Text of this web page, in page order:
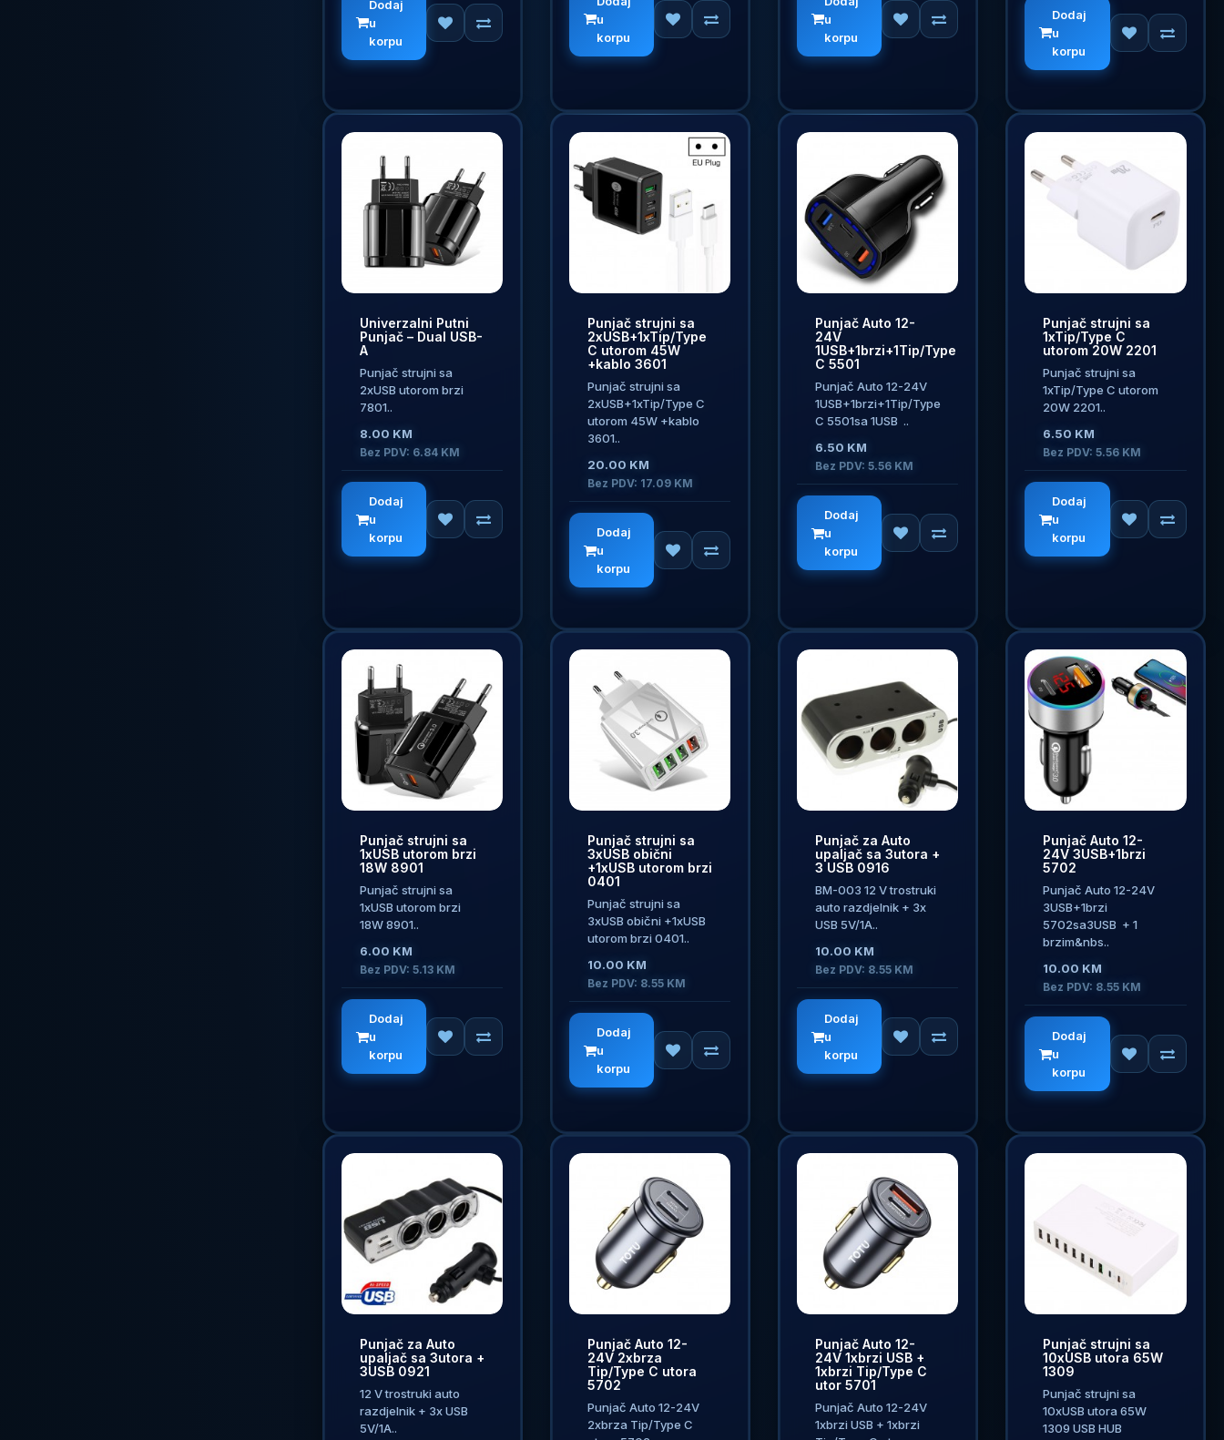
Dodaj
u
korpu
u
korpu
u
korpu
Dodaj
u
korpu
Univerzalni Putni
Punjač – Dual USB-
A
Punjač strujni sa
2xUSB utorom brzi
7801..
8.00 KM
Bez PDV: 6.84 KM
Dodaj
u
korpu
Punjač strujni sa
2xUSB+1xTip/Type
C utorom 45W
+kablo 3601
Punjač strujni sa
2xUSB+1xTip/Type C
utorom 45W +kablo
3601..
20.00 KM
Bez PDV: 17.09 KM
Dodaj
u
korpu
Punjač Auto 12-
24V
1USB+1brzi+1Tip/Type
C 5501
Punjač Auto 12-24V
1USB+1brzi+1Tip/Type
C 5501sa 1USB ..
6.50 KM
Bez PDV: 5.56 KM
Dodaj
u
korpu
Punjač strujni sa
1xTip/Type C
utorom 20W 2201
Punjač strujni sa
1xTip/Type C utorom
20W 2201..
6.50 KM
Bez PDV: 5.56 KM
Dodaj
u
korpu
Punjač strujni sa
1xUSB utorom brzi
18W 8901
Punjač strujni sa
1xUSB utorom brzi
18W 8901..
6.00 KM
Bez PDV: 5.13 KM
Dodaj
u
korpu
Punjač strujni sa
3xUSB obični
+1xUSB utorom brzi
0401
Punjač strujni sa
3xUSB obični +1xUSB
utorom brzi 0401..
10.00 KM
Bez PDV: 8.55 KM
Dodaj
u
korpu
Punjač za Auto
upaljač sa 3utora +
3 USB 0916
BM-003 12 V trostruki
auto razdjelnik + 3x
USB 5V/1A..
10.00 KM
Bez PDV: 8.55 KM
Dodaj
u
korpu
Punjač Auto 12-
24V 3USB+1brzi
5702
Punjač Auto 12-24V
3USB+1brzi
5702sa3USB + 1
brzim&nbs..
10.00 KM
Bez PDV: 8.55 KM
Dodaj
u
korpu
Punjač za Auto
upaljač sa 3utora +
3USB 0921
12 V trostruki auto
razdjelnik + 3x USB
5V/1A..
Punjač Auto 12-
24V 2xbrza
Tip/Type C utora
5702
Punjač Auto 12-24V
2xbrza Tip/Type C
Punjač Auto 12-
24V 1xbrzi USB +
1xbrzi Tip/Type C
utor 5701
Punjač Auto 12-24V
1xbrzi USB + 1xbrzi
Punjač strujni sa
10xUSB utora 65W
1309
Punjač strujni sa
10xUSB utora 65W
1309 USB HUB